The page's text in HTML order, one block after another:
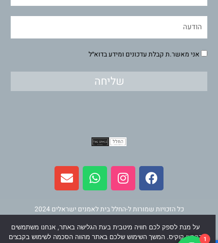
אני מאשר.ת קבלת עדכונים ומידע בדוא״ל
שליחה
F
a
c
b
o
o
I
n
s
a
g
r
W
h
a
s
a
p
E
n
v
l
o
p
כל הזכויות שמורות ל-החלל בית לאמנים ישראלים 2024
תחזוקה ופיתוחוינר מדיה
1
על מנת לספק לכם חוויה מיטבית בעת הגלישה באתר, אנחנו משתמשים
בקבצי קוקיס. המשך השימוש שלכם באתר מהווה הסכמה לשימוש בקבצים